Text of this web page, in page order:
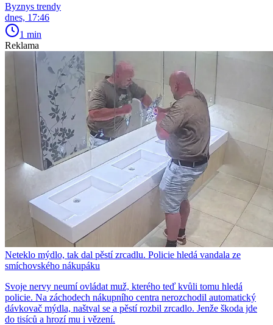
Byznys trendy
dnes, 17:46
1 min
Reklama
Neteklo mýdlo, tak dal pěstí zrcadlu. Policie hledá vandala ze
smíchovského nákupáku
Svoje nervy neumí ovládat muž, kterého teď kvůli tomu hledá
policie. Na záchodech nákupního centra nerozchodil automatický
dávkovač mýdla, naštval se a pěstí rozbil zrcadlo. Jenže škoda jde
do tisíců a hrozí mu i vězení.